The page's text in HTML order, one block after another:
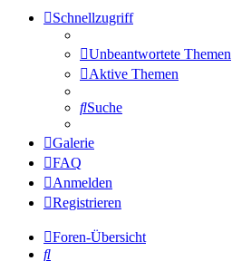
Schnellzugriff
Unbeantwortete Themen
Aktive Themen
Suche
Galerie
FAQ
Anmelden
Registrieren
Foren-Übersicht
Suche